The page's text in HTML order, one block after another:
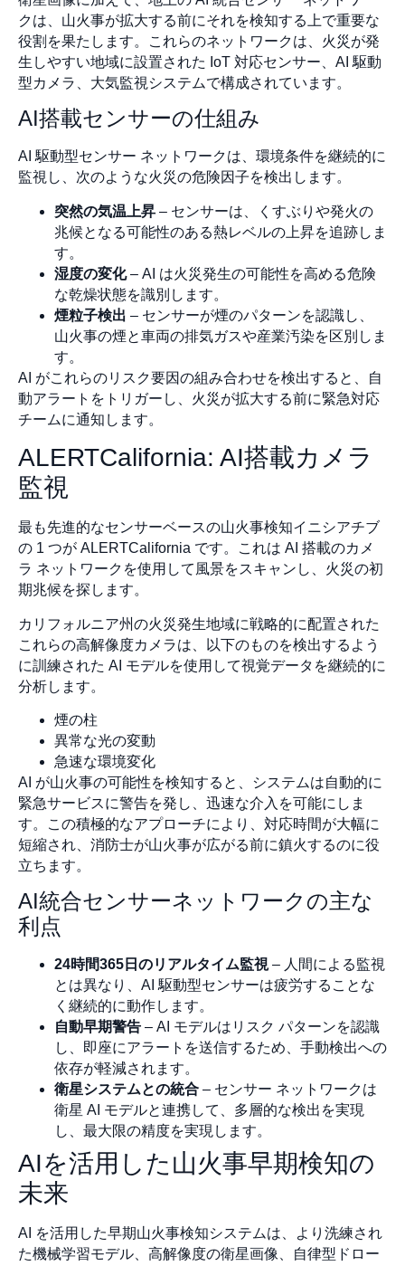
クは、山火事が拡大する前にそれを検知する上で重要な
役割を果たします。これらのネットワークは、火災が発
生しやすい地域に設置された IoT 対応センサー、AI 駆動
型カメラ、大気監視システムで構成されています。
AI搭載センサーの仕組み
AI 駆動型センサー ネットワークは、環境条件を継続的に
監視し、次のような火災の危険因子を検出します。
突然の気温上昇 – センサーは、くすぶりや発火の
兆候となる可能性のある熱レベルの上昇を追跡しま
す。
湿度の変化– AI は火災発生の可能性を高める危険
な乾燥状態を識別します。
煙粒子検出 – センサーが煙のパターンを認識し、
山火事の煙と車両の排気ガスや産業汚染を区別しま
す。
AI がこれらのリスク要因の組み合わせを検出すると、自
動アラートをトリガーし、火災が拡大する前に緊急対応
チームに通知します。
ALERTCalifornia: AI搭載カメラ
監視
最も先進的なセンサーベースの山火事検知イニシアチブ
の 1 つが ALERTCalifornia です。これは AI 搭載のカメ
ラ ネットワークを使用して風景をスキャンし、火災の初
期兆候を探します。
カリフォルニア州の火災発生地域に戦略的に配置された
これらの高解像度カメラは、以下のものを検出するよう
に訓練された AI モデルを使用して視覚データを継続的に
分析します。
煙の柱
異常な光の変動
急速な環境変化
AI が山火事の可能性を検知すると、システムは自動的に
緊急サービスに警告を発し、迅速な介入を可能にしま
す。この積極的なアプローチにより、対応時間が大幅に
短縮され、消防士が山火事が広がる前に鎮火するのに役
立ちます。
AI統合センサーネットワークの主な
利点
24時間365日のリアルタイム監視– 人間による監視
とは異なり、AI 駆動型センサーは疲労することな
く継続的に動作します。
自動早期警告 – AI モデルはリスク パターンを認識
し、即座にアラートを送信するため、手動検出への
依存が軽減されます。
衛星システムとの統合 – センサー ネットワークは
衛星 AI モデルと連携して、多層的な検出を実現
し、最大限の精度を実現します。
AIを活用した山火事早期検知の
未来
AI を活用した早期山火事検知システムは、より洗練され
た機械学習モデル、高解像度の衛星画像、自律型ドロー